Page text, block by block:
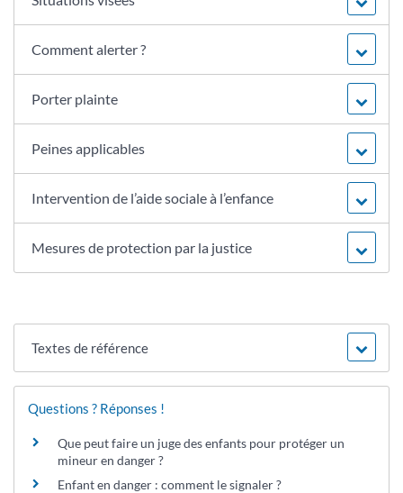
Comment alerter ?
Porter plainte
Peines applicables
Intervention de l’aide sociale à l’enfance
Mesures de protection par la justice
Textes de référence
Questions ? Réponses !
Que peut faire un juge des enfants pour protéger un
mineur en danger ?
Enfant en danger : comment le signaler ?